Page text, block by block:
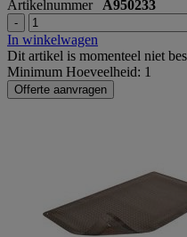
Artikelnummer A950233
-
In winkelwagen
Dit artikel is momenteel niet
Minimum Hoeveelheid: 1
Offerte aanvragen